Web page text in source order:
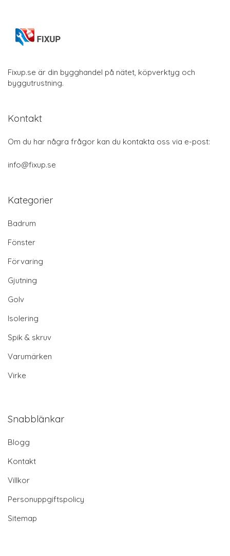
Fixup.se är din bygghandel på nätet, köpverktyg och
byggutrustning.
Kontakt
Om du har några frågor kan du kontakta oss via e-post:
info@fixup.se
Kategorier
Badrum
Fönster
Förvaring
Gjutning
Golv
Isolering
Spik & skruv
Varumärken
Virke
Snabblänkar
Blogg
Kontakt
Villkor
Personuppgiftspolicy
Sitemap